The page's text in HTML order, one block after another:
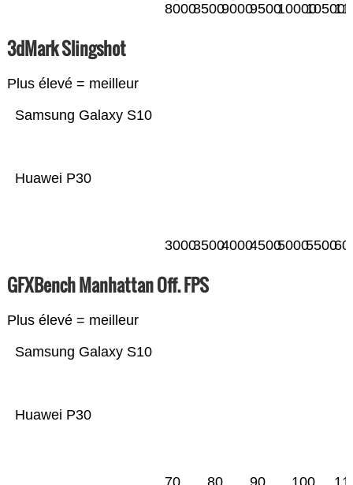
80008500900095001000010500
3dMark Slingshot
Plus élevé = meilleur
Huawei P30
Samsung Galaxy S10
300035004000450050005500
GFXBench Manhattan Off. FPS
Plus élevé = meilleur
Huawei P30
Samsung Galaxy S10